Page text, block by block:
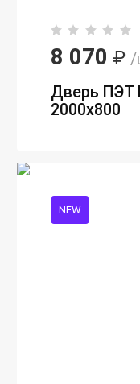
8 070 ₽ /
Дверь ПЭТ
2000х800
NEW